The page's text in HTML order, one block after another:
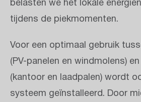
belasten we het lokale
tijdens de piekmomenten.
Voor een optimaal gebruik
(PV-panelen en windmolens)
(kantoor en laadpalen) wordt
systeem geïnstalleerd. Door